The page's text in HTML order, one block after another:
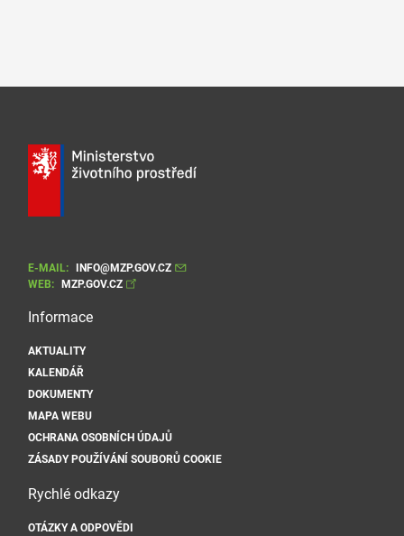
E-MAIL:
INFO@MZP.GOV.CZ
WEB:
MZP.GOV.CZ
Informace
AKTUALITY
KALENDÁŘ
DOKUMENTY
MAPA WEBU
OCHRANA OSOBNÍCH ÚDAJŮ
ZÁSADY POUŽÍVÁNÍ SOUBORŮ COOKIE
Rychlé odkazy
OTÁZKY A ODPOVĚDI